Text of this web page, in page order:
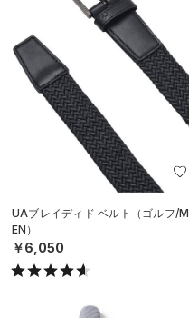
UAブレイディド ベルト（ゴルフ/M
EN）
￥6,050